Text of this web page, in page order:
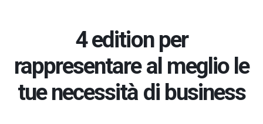
4 edition per
rappresentare al meglio le
tue necessità di business